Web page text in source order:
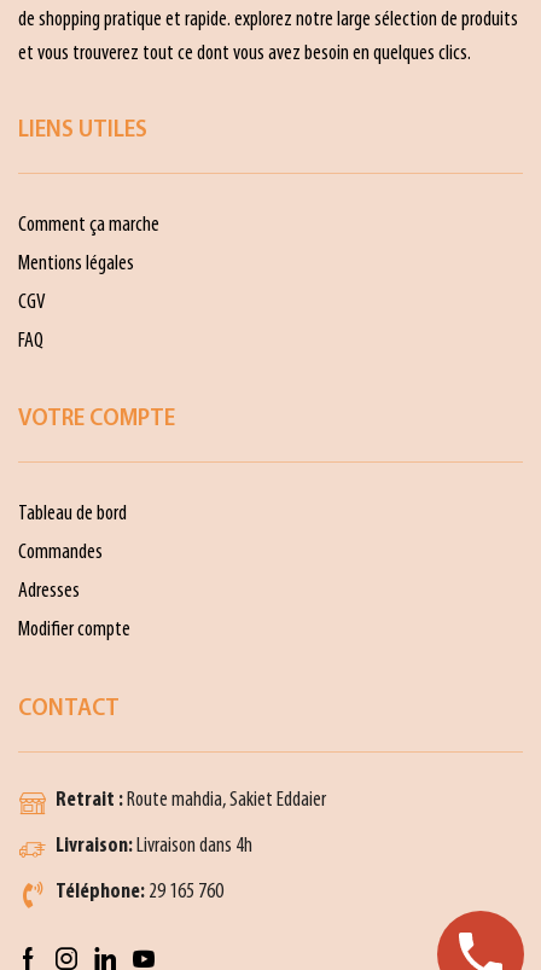
de shopping pratique et rapide. explorez notre large sélection de produits
et vous trouverez tout ce dont vous avez besoin en quelques clics.
LIENS UTILES
Comment ça marche
Mentions légales
CGV
FAQ
VOTRE COMPTE
Tableau de bord
Commandes
Adresses
Modifier compte
CONTACT
Retrait :Route mahdia, Sakiet Eddaier
Livraison:Livraison dans 4h
Téléphone: 29 165 760